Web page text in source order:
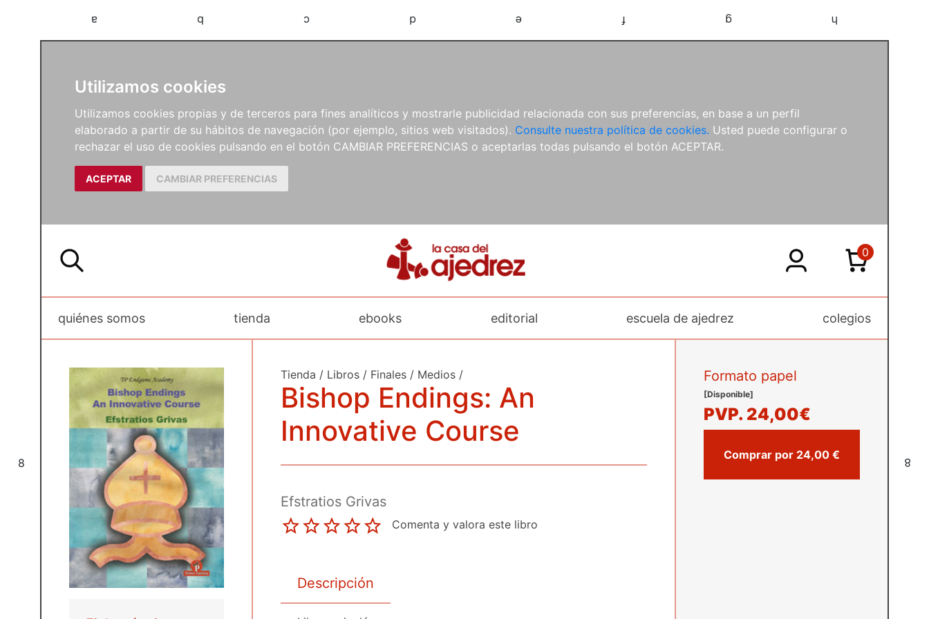
Utilizamos cookies
Utilizamos cookies propias y de terceros para fines analíticos y mostrarle publicidad relacionada con sus preferencias, en base a un perfil
elaborado a partir de su hábitos de navegación (por ejemplo, sitios web visitados). Consulte nuestra política de cookies. Usted puede configurar o
rechazar el uso de cookies pulsando en el botón CAMBIAR PREFERENCIAS o aceptarlas todas pulsando el botón ACEPTAR.
ACEPTAR CAMBIAR PREFERENCIAS
a b c d e f g h
8
8
quiénes somos tienda ebooks editorial escuela de ajedrez colegios
0
Tienda / Libros / Finales / Medios /
Bishop Endings: An
Innovative Course
Efstratios Grivas
Comenta y valora este libro
Descripción
Formato papel
[Disponible]
PVP. 24,00€
Comprar por 24,00 €